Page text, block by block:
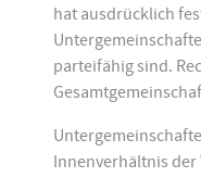
hat ausdrücklich
parteifähig sind.
Innenverhältnis